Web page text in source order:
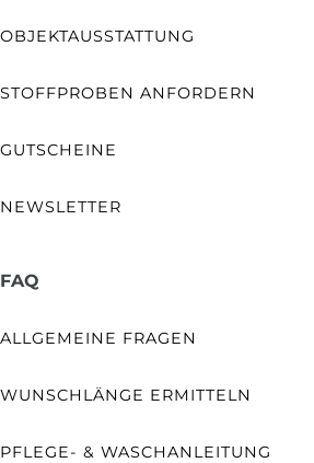
OBJEKTAUSSTATTUNG
STOFFPROBEN ANFORDERN
GUTSCHEINE
NEWSLETTER
FAQ
ALLGEMEINE FRAGEN
WUNSCHLÄNGE ERMITTELN
PFLEGE- & WASCHANLEITUNG